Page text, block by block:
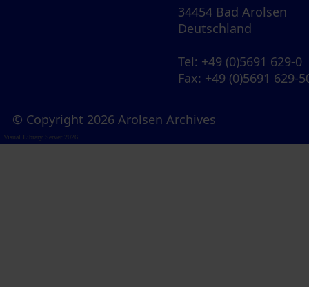
34454 Bad Arolsen
Deutschland
Tel: +49 (0)5691 629-0
Fax: +49 (0)5691 629-
© Copyright 2026 Arolsen Archives
Visual Library Server 2026